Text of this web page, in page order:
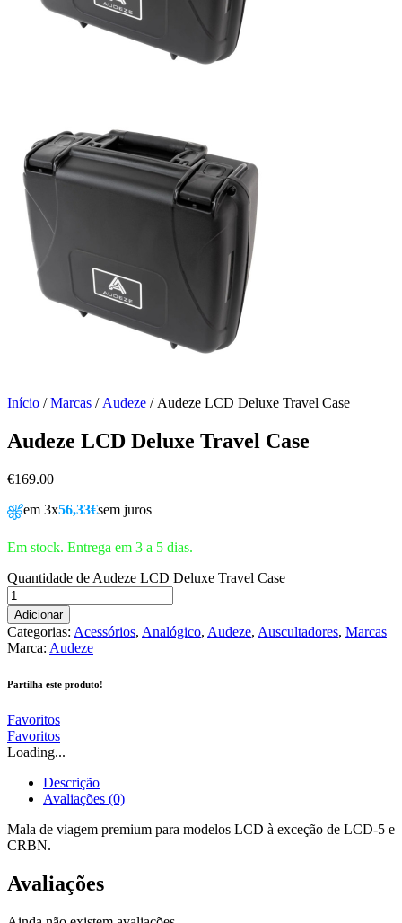
Início /Marcas / Audeze / Audeze LCD Deluxe Travel Case
Audeze LCD Deluxe Travel Case
€169.00
em 3x56,33€sem juros
Em stock. Entrega em 3 a 5 dias.
Quantidade de Audeze LCD Deluxe Travel Case
Adicionar
Categorias: Acessórios, Analógico, Audeze, Auscultadores, Marcas
Marca: Audeze
Partilha este produto!
Favoritos
Favoritos
Loading...
Descrição
Avaliações (0)
Mala de viagem premium para modelos LCD à exceção de LCD-5 e
CRBN.
Avaliações